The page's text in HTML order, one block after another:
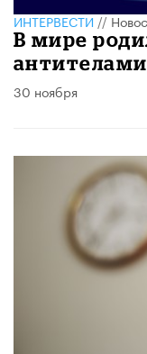
ИНТЕРВЕСТИ//
В мире
30 ноября